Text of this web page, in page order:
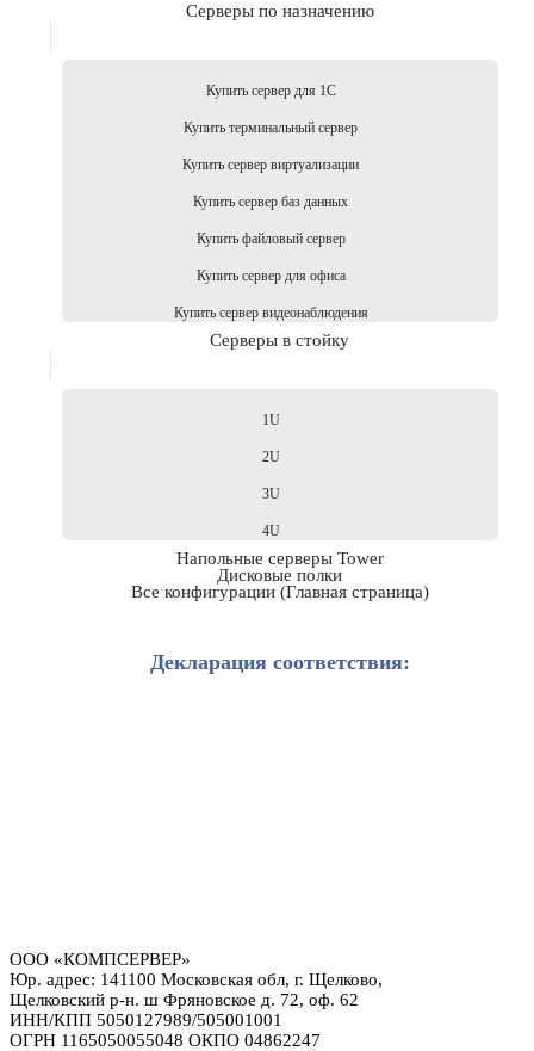
Серверы по назначению
Купить сервер для 1С
Купить терминальный сервер
Купить сервер виртуализации
Купить сервер баз данных
Купить файловый сервер
Купить сервер для офиса
Купить сервер видеонаблюдения
Серверы в стойку
1U
2U
3U
4U
Напольные серверы Tower
Дисковые полки
Все конфигурации (Главная страница)
Декларация соответствия:
ООО «КОМПСЕРВЕР»
Юр. адрес: 141100 Московская обл, г. Щелково,
Щелковский р-н. ш Фряновское д. 72, оф. 62
ИНН/КПП 5050127989/505001001
ОГРН 1165050055048 ОКПО 04862247